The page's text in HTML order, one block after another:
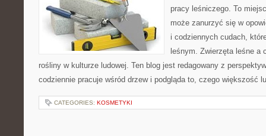
pracy leśniczego. To
może zanurzyć się w
i codziennych cudach,
leśnym. Zwierzęta leśne a
rośliny w kulturze ludowej. Ten blog jest redagowany z
codziennie pracuje wśród drzew i podgląda to, czego większość
CATEGORIES: KOSMETYKI